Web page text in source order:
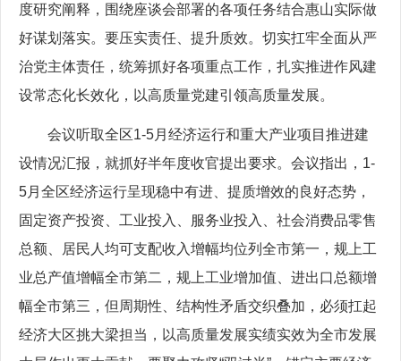
度研究阐释，围绕座谈会部署的各项任务结合惠山实际做
好谋划落实。要压实责任、提升质效。切实扛牢全面从严
治党主体责任，统筹抓好各项重点工作，扎实推进作风建
设常态化长效化，以高质量党建引领高质量发展。
会议听取全区1-5月经济运行和重大产业项目推进建
设情况汇报，就抓好半年度收官提出要求。会议指出，1-
5月全区经济运行呈现稳中有进、提质增效的良好态势，
固定资产投资、工业投入、服务业投入、社会消费品零售
总额、居民人均可支配收入增幅均位列全市第一，规上工
业总产值增幅全市第二，规上工业增加值、进出口总额增
幅全市第三，但周期性、结构性矛盾交织叠加，必须扛起
经济大区挑大梁担当，以高质量发展实绩实效为全市发展